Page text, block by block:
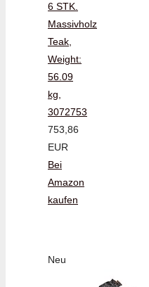
6 STK.
Massivholz
Teak,
Weight:
56.09
kg,
3072753
753,86
EUR
Bei
Amazon
kaufen
Neu